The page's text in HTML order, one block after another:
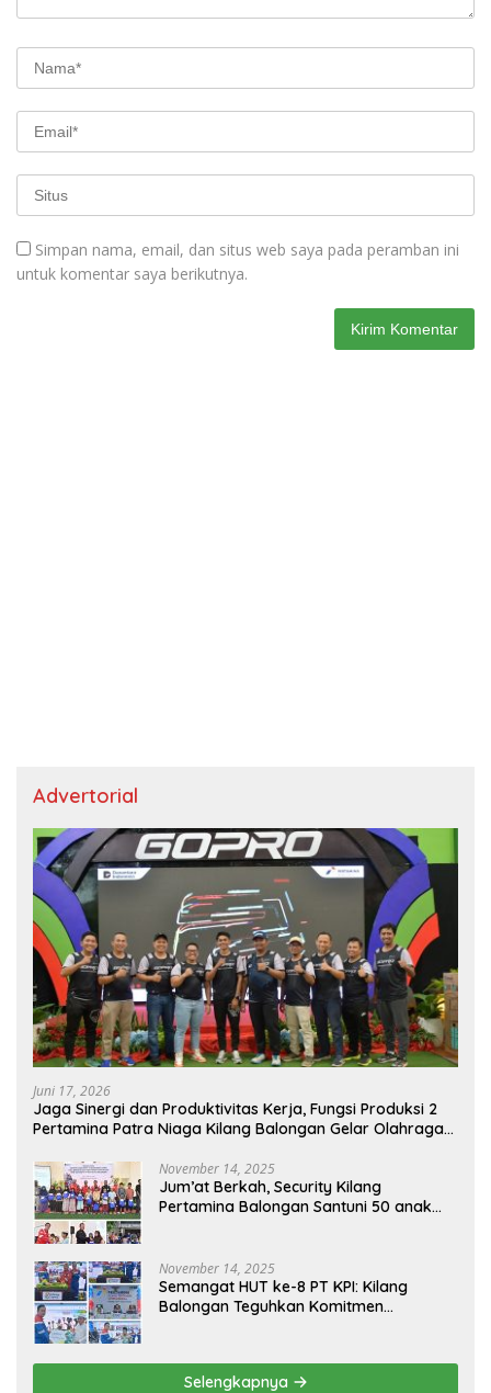
Simpan nama, email, dan situs web saya pada peramban ini
untuk komentar saya berikutnya.
Advertorial
Juni 17, 2026
Jaga Sinergi dan Produktivitas Kerja, Fungsi Produksi 2
Pertamina Patra Niaga Kilang Balongan Gelar Olahraga
November 14, 2025
Jum’at Berkah, Security Kilang
Pertamina Balongan Santuni 50 anak
November 14, 2025
Semangat HUT ke-8 PT KPI: Kilang
Balongan Teguhkan Komitmen
Pendidikan
Selengkapnya